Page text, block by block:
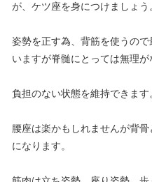
が、ケツ座を身につけましょう
姿勢を正す為、背筋を使うの
いますが脊髄にとっては無理が
負担のない状態を維持できます
腰座は楽かもしれませんが背
になります。